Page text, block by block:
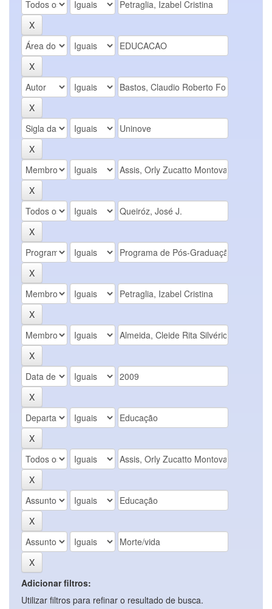
Adicionar filtros:
Utilizar filtros para refinar o resultado de busca.